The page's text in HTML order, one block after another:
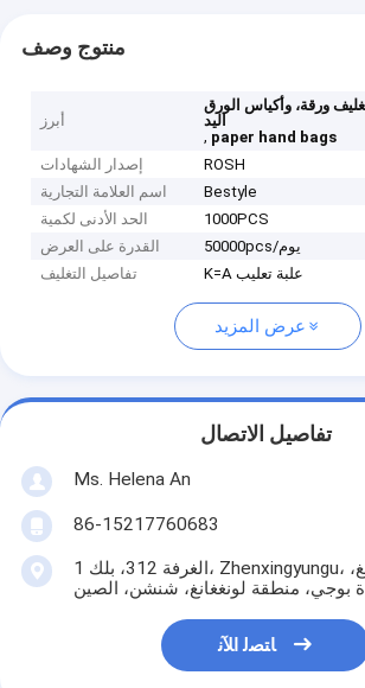
منتوج وصف
أبرز
ورقة، وأكياس الورق
اليد
, paper hand bags
إصدار الشهادات
ROSH
اسم العلامة التجارية
Bestyle
الحد الأدنى لكمية
1000PCS
القدرة على العرض
50000pcs/يوم
تفاصيل التغليف
K=A علبة تعليب
عرض المزيد
تفاصيل الاتصال
Ms. Helena An
86-15217760683
الغرفة 312، بلك 1، Zhenxingyungu، لا.233، شارع بولونغ،
بوجي، منطقة لونغغانغ، شنشن، الصين
ﺎﺘﺼﻟ ﺍﻶﻧ